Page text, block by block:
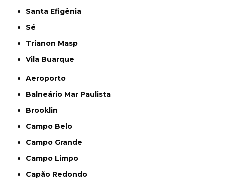
Santa Efigênia
Sé
Trianon Masp
Vila Buarque
Aeroporto
Balneário Mar Paulista
Brooklin
Campo Belo
Campo Grande
Campo Limpo
Capão Redondo